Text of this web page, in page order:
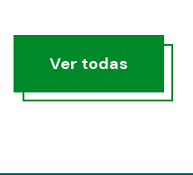
Ver todas